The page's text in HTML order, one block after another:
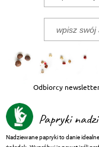
Odbiorcy
Papryki
Nadziewane papryki to danie